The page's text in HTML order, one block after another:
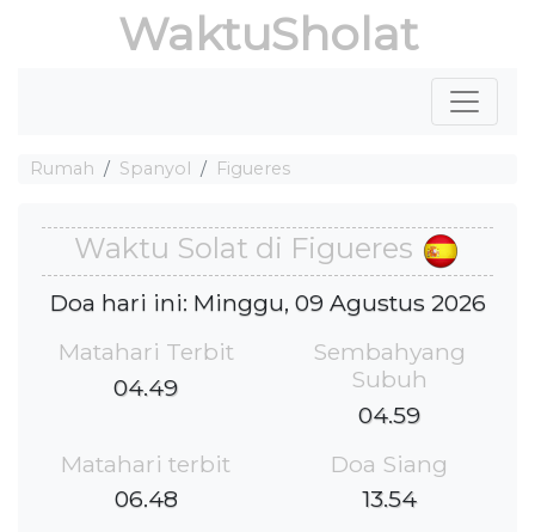
WaktuSholat
Rumah Spanyol Figueres
Waktu Solat di Figueres
Doa hari ini: Minggu, 09 Agustus 2026
Matahari Terbit
04.49
Sembahyang
Subuh
04.59
Matahari terbit
06.48
Doa Siang
13.54